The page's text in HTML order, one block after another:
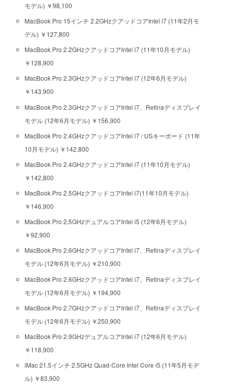
モデル) ￥98,100
MacBook Pro 15インチ 2.2GHzクアッドコアIntel i7 (11年2月モ
デル) ￥127,800
MacBook Pro 2.2GHzクアッドコアIntel i7 (11年10月モデル)
￥128,900
MacBook Pro 2.3GHzクアッドコアIntel i7 (12年6月モデル)
￥143,900
MacBook Pro 2.3GHzクアッドコアIntel i7、Retinaディスプレイ
モデル (12年6月モデル) ￥156,900
MacBook Pro 2.4GHzクアッドコアIntel i7 / USキーボード (11年
10月モデル) ￥142,800
MacBook Pro 2.4GHzクアッドコアIntel i7 (11年10月モデル)
￥142,800
MacBook Pro 2.5GHzクアッドコアIntel i7(11年10月モデル)
￥146,900
MacBook Pro 2.5GHzデュアルコアIntel i5 (12年6月モデル)
￥92,900
MacBook Pro 2.6GHzクアッドコアIntel i7、Retinaディスプレイ
モデル (12年6月モデル) ￥210,900
MacBook Pro 2.6GHzクアッドコアIntel i7、Retinaディスプレイ
モデル (12年6月モデル) ￥194,900
MacBook Pro 2.7GHzクアッドコアIntel i7、Retinaディスプレイ
モデル (12年6月モデル) ￥250,900
MacBook Pro 2.9GHzデュアルコアIntel i7 (12年6月モデル)
￥118,900
iMac 21.5インチ 2.5GHz Quad-Core Intel Core i5 (11年5月モデ
ル) ￥83,900